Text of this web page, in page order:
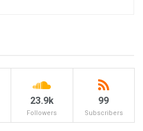
23.9k
Followers
99
Subscribers